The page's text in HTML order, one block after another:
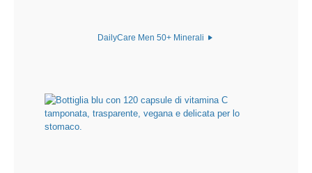
DailyCare Men 50+ Minerali